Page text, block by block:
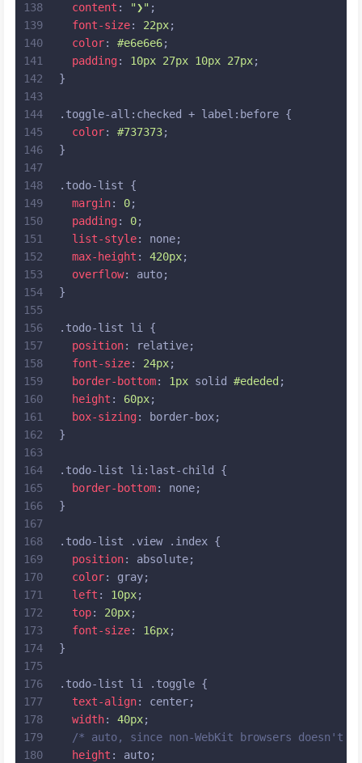
138
139
140
141
142
143
144
145
146
147
148
149
150
151
152
153
154
155
156
157
158
159
160
161
162
163
164
165
166
167
168
169
170
171
172
173
174
175
176
177
178
179
180
content : "❯" ;
font-size: 22px;
color: #e6e6e6;
padding: 10px 27px 10px 27px;
}
.toggle-all :checked + label :before {
color: #737373;
}
.todo-list {
margin: 0;
padding: 0;
list-style: none;
max-height : 420px;
overflow: auto;
}
.todo-list li
{
position: relative;
font-size: 24px;
border-bottom: 1px solid #ededed ;
height : 60px;
box-sizing: border-box;
}
.todo-list li :last-child
{
border-bottom: none;
}
.todo-list .view .index {
position: absolute;
color: gray;
left : 10px;
top: 20px;
font-size: 16px;
}
.todo-list li .toggle {
text-align: center;
width: 40px;
/* auto, since non-WebKit browsers doesn't
height : auto;